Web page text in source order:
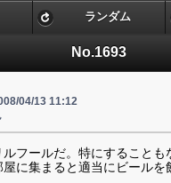
No.1693
ランダム
04/13 11:12
フールだ。特にすることも
に集まると適当にビールを